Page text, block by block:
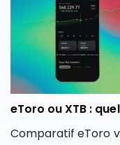
eToro ou XTB :
Comparatif eToro